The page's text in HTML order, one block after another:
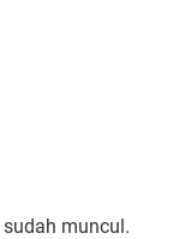
sudah muncul.